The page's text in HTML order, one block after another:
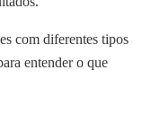
com diferentes tipos
entender o que